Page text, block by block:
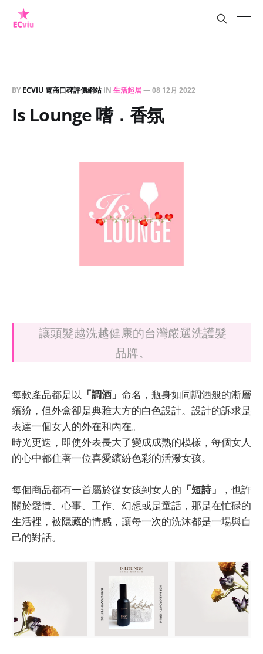
BY ECVIU 電商口碑評價網站IN 生活起居—08 12月 2022
Is Lounge 嗜．香氛
讓頭髮越洗越健康的台灣嚴選洗護髮
品牌。
每款產品都是以 「調酒」 命名，瓶身如同調酒般的漸層
繽紛，但外盒卻是典雅大方的白色設計。設計的訴求是
表達一個女人的外在和內在。
時光更迭，即使外表長大了變成成熟的模樣，每個女人
的心中都住著一位喜愛繽紛色彩的活潑女孩。
每個商品都有一首屬於從女孩到女人的 「短詩」
，也許
關於愛情、心事、工作、幻想或是童話，那是在忙碌的
生活裡，被隱藏的情感，讓每一次的洗沐都是一場與自
己的對話。